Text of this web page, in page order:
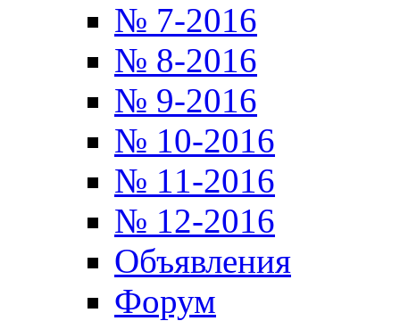
№ 7-2016
№ 8-2016
№ 9-2016
№ 10-2016
№ 11-2016
№ 12-2016
Объявления
Форум